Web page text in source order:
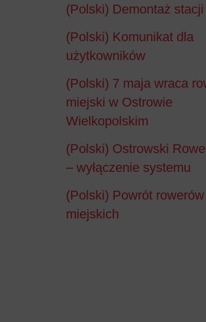
(Polski) Demontaż
(Polski) Komunikat dla
użytkowników
(Polski) 7 maja wraca
miejski w Ostrowie
Wielkopolskim
(Polski) Ostrowski
– wyłączenie systemu
(Polski) Powrót rowerów
miejskich